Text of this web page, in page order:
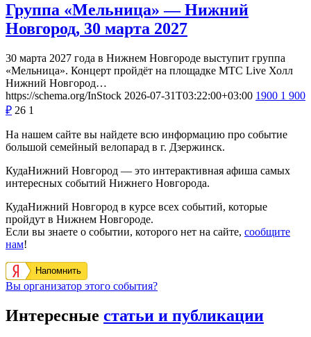
Группа «Мельница» — Нижний
Новгород, 30 марта 2027
30 марта 2027 года в Нижнем Новгороде выступит группа
«Мельница». Концерт пройдёт на площадке МТС Live Холл
Нижний Новгород…
https://schema.org/InStock 2026-07-31T03:22:00+03:00 1900 1 900
₽ 26 1
На нашем сайте вы найдете всю информацию про событие
большой семейный велопарад в г. Дзержинск.
КудаНижний Новгород — это интерактивная афиша самых
интересных событий Нижнего Новгорода.
КудаНижний Новгород в курсе всех событий, которые
пройдут в Нижнем Новгороде.
Если вы знаете о событии, которого нет на сайте, сообщите
нам!
Напомнить
Вы организатор этого события?
Интересные статьи и публикации